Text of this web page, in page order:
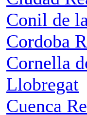
Conil de
Cordoba
Cornella
Llobregat
Cuenca